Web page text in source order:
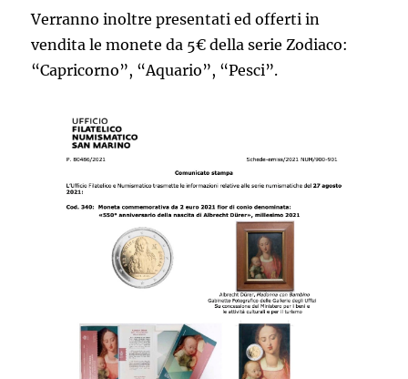
Verranno inoltre presentati ed offerti in
vendita le monete da 5€ della serie Zodiaco:
“Capricorno”, “Aquario”, “Pesci”.